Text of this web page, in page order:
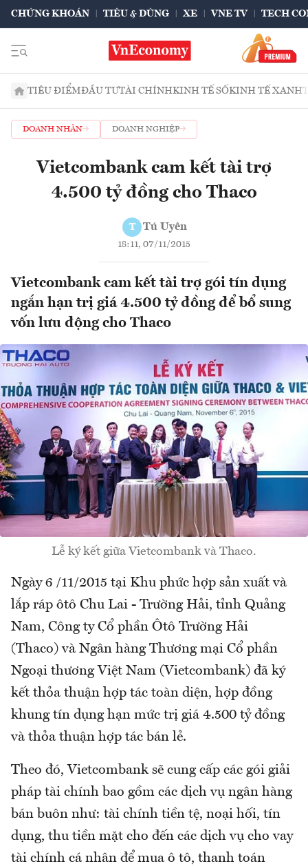
CHỨNG KHOÁN TIÊU & DÙNG XE VNE TV TECH
TIÊU ĐIỂMĐẦU TƯTÀI CHÍNHKINH TẾ SỐKINH TẾ XANH
DOANH NHÂN DOANH NGHIỆP
Vietcombank cam kết tài trợ
4.500 tỷ đồng cho Thaco
T Tú Uyên
18:11, 07/11/2015
Vietcombank cam kết tài trợ gói tín dụng
ngắn hạn trị giá 4.500 tỷ đồng để bổ sung
vốn lưu động cho Thaco
Lễ ký kết giữa Vietcombank và Thaco.
Ngày 6 /11/2015 tại Khu phức hợp sản xuất và
lắp ráp ôtô Chu Lai - Trường Hải, tỉnh Quảng
Nam, Công ty Cổ phần Ôtô Trường Hải
(Thaco) và Ngân hàng Thương mại Cổ phần
Ngoại thương Việt Nam (Vietcombank) đã ký
kết thỏa thuận hợp tác toàn diện, hợp đồng
khung tín dụng hạn mức trị giá 4.500 tỷ đồng
và thỏa thuận hợp tác bán lẻ.
Theo đó, Vietcombank sẽ cung cấp các gói giải
pháp tài chính bao gồm các dịch vụ ngân hàng
bán buôn như: tài chính tiền tệ, noại hối, tín
dụng, thu tiền mặt cho đến các dịch vụ cho vay
tài chính cá nhân để mua ô tô, thanh toán